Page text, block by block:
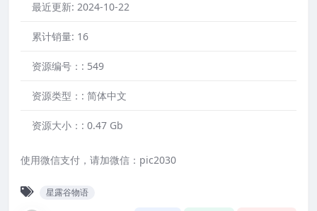
最近更新: 2024-10-22
累计销量: 16
资源编号：: 549
资源类型：: 简体中文
资源大小：: 0.47 Gb
使用微信支付，请加微信：pic2030
星露谷物语